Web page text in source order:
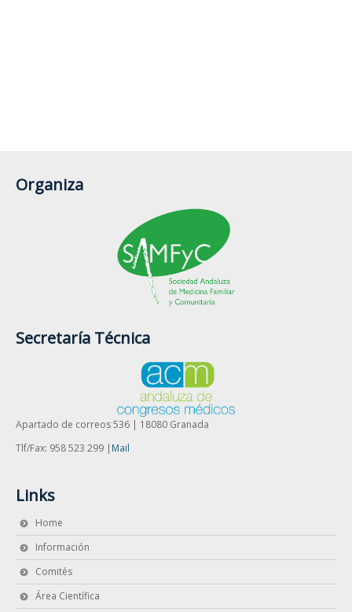
Organiza
Secretaría Técnica
Apartado de correos 536 | 18080 Granada
Tlf/Fax: 958 523 299 | Mail
Links
Home
Información
Comités
Área Científica